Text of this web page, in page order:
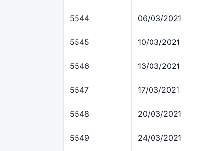
5544 06/03/2021
5545 10/03/2021
5546 13/03/2021
5547 17/03/2021
5548 20/03/2021
5549 24/03/2021